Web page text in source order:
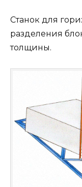
Станок для
разделения
толщины.